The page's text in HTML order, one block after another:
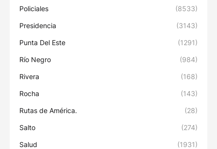
Policiales (8533)
Presidencia (3143)
Punta Del Este (1291)
Río Negro (984)
Rivera (168)
Rocha (143)
Rutas de América. (28)
Salto (274)
Salud (1931)